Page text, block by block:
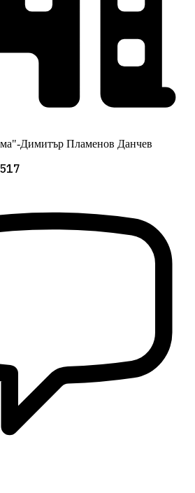
Димитър Пламенов Данчев